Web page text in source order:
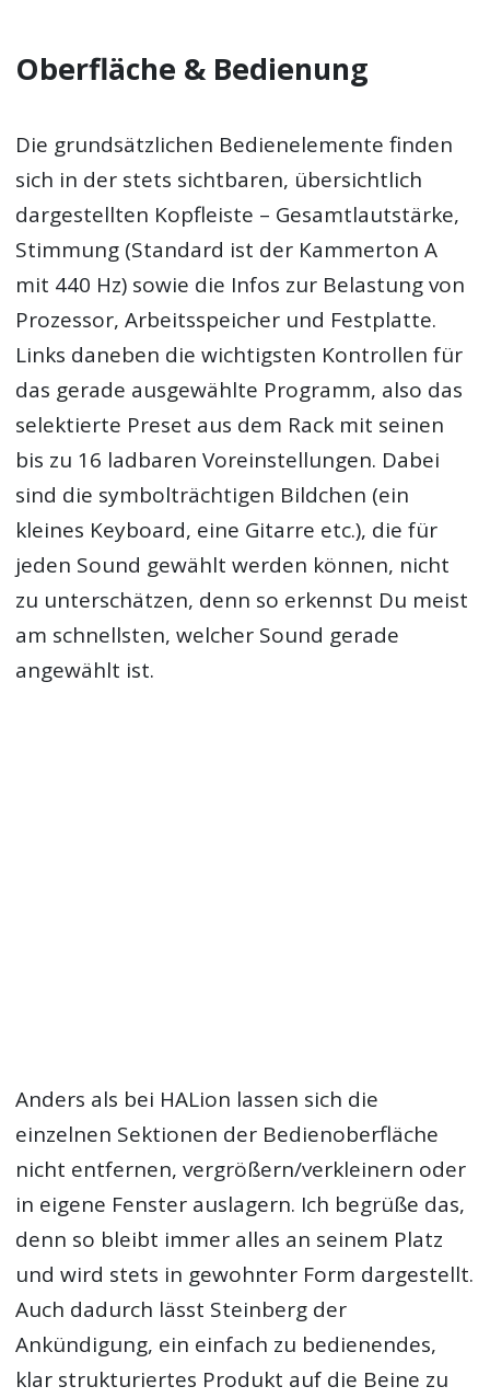
Oberfläche & Bedienung
Die grundsätzlichen Bedienelemente finden
sich in der stets sichtbaren, übersichtlich
dargestellten Kopfleiste – Gesamtlautstärke,
Stimmung (Standard ist der Kammerton A
mit 440 Hz) sowie die Infos zur Belastung von
Prozessor, Arbeitsspeicher und Festplatte.
Links daneben die wichtigsten Kontrollen für
das gerade ausgewählte Programm, also das
selektierte Preset aus dem Rack mit seinen
bis zu 16 ladbaren Voreinstellungen. Dabei
sind die symbolträchtigen Bildchen (ein
kleines Keyboard, eine Gitarre etc.), die für
jeden Sound gewählt werden können, nicht
zu unterschätzen, denn so erkennst Du meist
am schnellsten, welcher Sound gerade
angewählt ist.
Anders als bei HALion lassen sich die
einzelnen Sektionen der Bedienoberfläche
nicht entfernen, vergrößern/verkleinern oder
in eigene Fenster auslagern. Ich begrüße das,
denn so bleibt immer alles an seinem Platz
und wird stets in gewohnter Form dargestellt.
Auch dadurch lässt Steinberg der
Ankündigung, ein einfach zu bedienendes,
klar strukturiertes Produkt auf die Beine zu